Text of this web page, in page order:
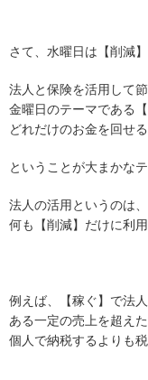
さて、水曜日は【削減】
法人と保険を活用して節
金曜日のテーマである
どれだけのお金を回せ
ということが大まかな
法人の活用というのは、
何も【削減】だけに利
例えば、【稼ぐ】で法人
ある一定の売上を超えた
個人で納税するよりも